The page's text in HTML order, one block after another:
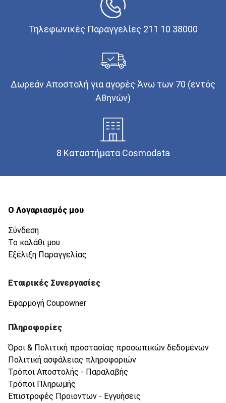
Τηλεφωνικές Παραγγελίες 211 10 38000
Δωρεάν Αποστολή για αγορές Άνω των 70 (εντός
Αθηνών)
8 Καταστήματα Cosmodata
Ο Λογαριασμός μου
Σύνδεση
Το καλάθι μου
Εξέλιξη Παραγγελίας
Εταιρικές Συνεργασίες
Εφαρμογή Coupowner
Πληροφορίες
Όροι & Πολιτική προστασίας προσωπικών δεδομένων
Πολιτική ασφάλειας πληροφοριών
Τρόποι Αποστολής - Παραλαβής
Τρόποι Πληρωμής
Επιστροφές Προιοντων - Εγγυήσεις